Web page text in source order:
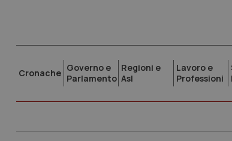
Cronache Governo e
Parlamento
Regioni e
Asl
Lavoro e
Professioni